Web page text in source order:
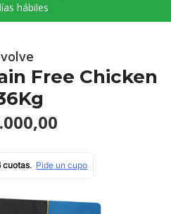
hábiles
Free Chicken